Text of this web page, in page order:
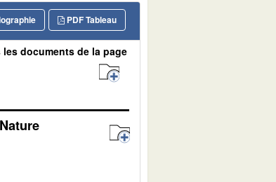
PDF Tableau
documents de la page